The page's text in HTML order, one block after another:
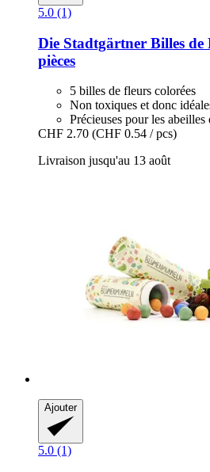
5.0 (1)
Die Stadtgärtner Billes de
pièces
5 billes de fleurs colorées
Non toxiques et donc
Précieuses pour les abeilles
CHF 2.70 (CHF 0.54 / pcs)
Livraison jusqu'au 13 août
Ajouter
5.0 (1)